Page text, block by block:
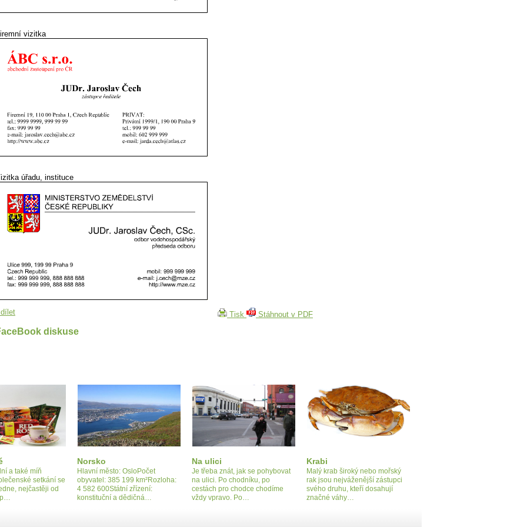
vizitka
úřadu, instituce
Tisk Stáhnout v PDF
diskuse
a také míň
setkání se
nejčastěji od
p…
Norsko
Hlavní město: OsloPočet
obyvatel: 385 199 km²Rozloha:
4 582 600Státní zřízení:
konstituční a dědičná…
Na ulici
Je třeba znát, jak se pohybovat
na ulici. Po chodníku, po
cestách pro chodce chodíme
vždy vpravo. Po…
Krabi
Malý krab široký nebo mořský
rak jsou nejváženější zástupci
svého druhu, kteří dosahují
značné váhy…